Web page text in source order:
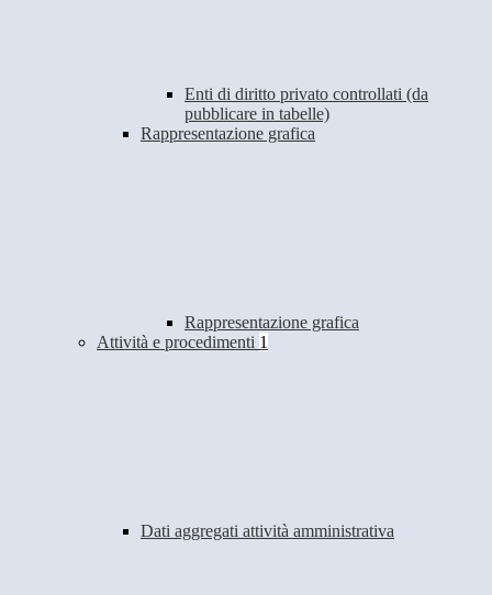
Enti di diritto privato controllati (da
pubblicare in tabelle)
Rappresentazione grafica
Rappresentazione grafica
Attività e procedimenti 1
Dati aggregati attività amministrativa